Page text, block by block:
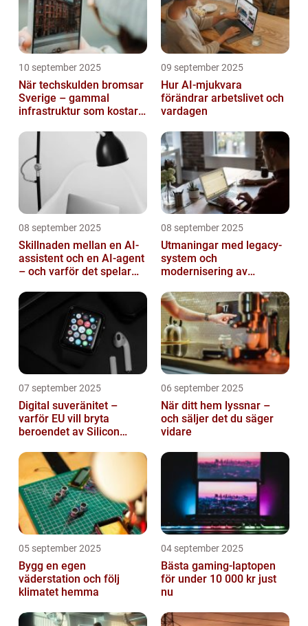
10 september 2025
När techskulden bromsar
Sverige – gammal
infrastruktur som kostar
09 september 2025
Hur AI-mjukvara
förändrar arbetslivet och
vardagen
08 september 2025
Skillnaden mellan en AI-
assistent och en AI-agent
– och varför det spelar
08 september 2025
Utmaningar med legacy-
system och
modernisering av
07 september 2025
Digital suveränitet –
varför EU vill bryta
beroendet av Silicon
06 september 2025
När ditt hem lyssnar –
och säljer det du säger
vidare
05 september 2025
Bygg en egen
väderstation och följ
klimatet hemma
04 september 2025
Bästa gaming-laptopen
för under 10 000 kr just
nu